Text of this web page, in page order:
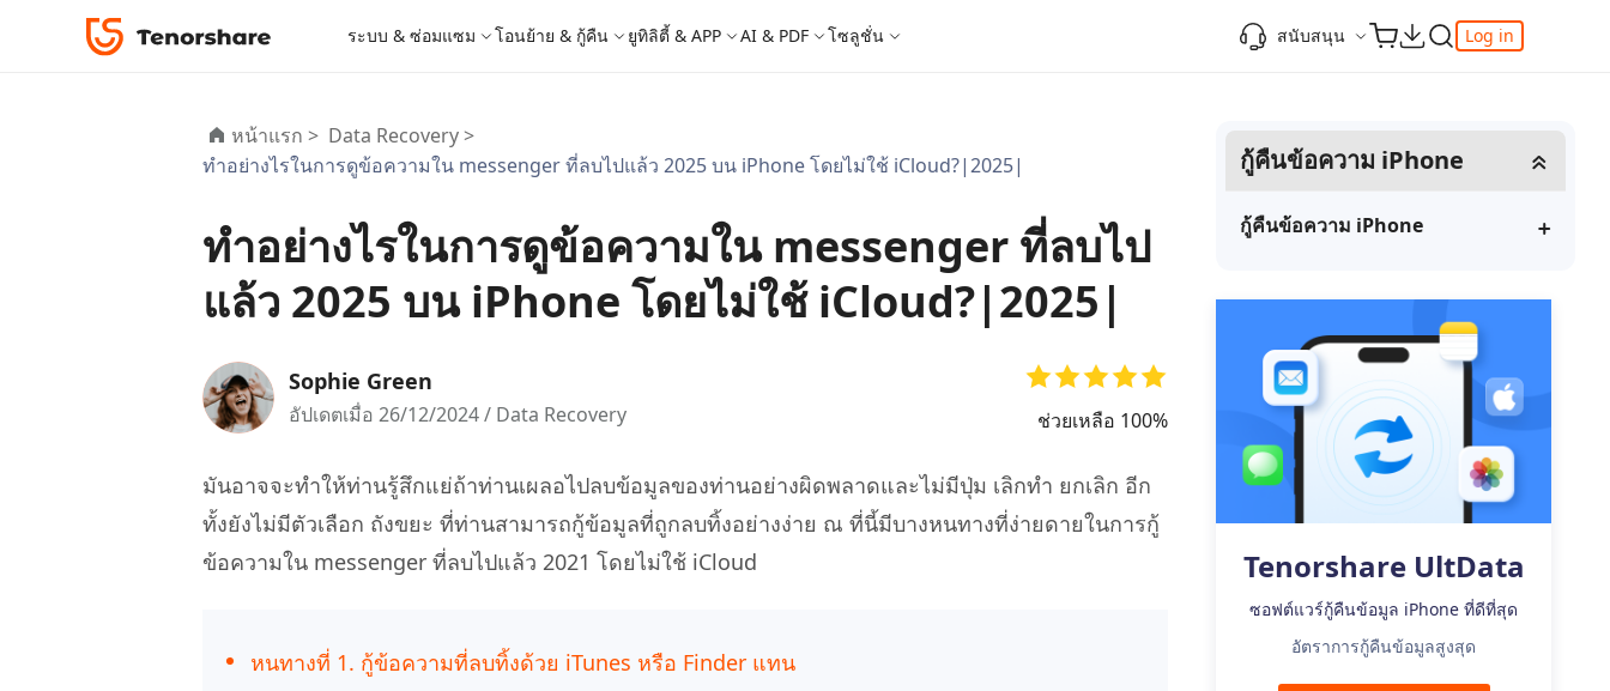
สนับสนุน
ติดต่อเรา
New
Log in
ระบบ & ซ่อมแซม
ReiBoot - ซ่อมแซมระบบ iOS
แก้ไขปัญหา iOS/iPadOS 150+ รายการ
4DDiG Windows Boot Genius
ซ่อมแซมปัญหา PC/ แล็ปท็อปภายในไม่กี่นาที ซ่อมแซมรูปภาพที่เสียหายบน PC/Mac
ReiBoot - ซ่อมแซมระบบ Android
ซ่อมแซมระบบ Android ง่าย ๆ
4DDiG Partition Manager
เครื่องมือย้ายระบบที่ง่ายและปลอดภัย ซ่อมแซมวิดีโอที่เสียหายบน PC/Mac
ดาวน์เกรด iOS 26
วิธีใช้ Apple Music Automix
เคล็ดลับเพิ่มเติม
โอนย้าย & กู้คืน
เครื่องมือโอนย้าย
iCareFone for LINE
iPhone 17
iCareFone - สำรองข้อมูล iOS ฟรี
iOS 26
iCareFone WhatsApp Transfer
เครื่องมือกู้คืนข้อมูล
iOS 26
กู้คืนข้อมูล iPhone/iPad ที่สูญหาย
UltData WhatsApp Recovery
กู้คืนการแชท WhatsApp บน Android/iPhone
4DDiG - Windows Data Recovery 4DDiG - Mac Data Recovery
ดูสินค้าทั้งหมด
เพิ่มภาพถ่าย 3D บน iOS 26
ios 26 vs ios 18
เคล็ดลับเพิ่มเติม
ยูทิลิตี้ & APP
iAnyGo - เปลี่ยนตำแหน่ง GPS
อัพเดท
4uKey - ปลดล็อค iPhone
iOS 26
4uKey - ปลดล็อค Android
4MeKey- iPhone Activation Unlock
ปลดล็อค iCloud activation lock
Tenorshare PixPretty
ใหม่
รีทัชภาพบุคคลมืออาชีพ
Phone Mirror
ซอฟต์แวร์กระจกหน้าจอ Android & iOS
iAnyGo- iOS APP iAnyGo - Fake GPS APP Android
UltData for Android APP Cleanup Pro APP
ล้างข้อมูล iPhone ด้วย AI ฟรี
เครื่องมือเปลี่ยนตำแหน่ง Pokemon Go ที่ดี
เปลี่ยนภูมิภาค ios
One ฟรี
เคล็ดลับเพิ่มเติม
AI & PDF
PDNob - PDF Editor for Windows
New
PDNob - PDF Editor for Mac
แก้ไขและจัดการ PDF ด้วย AI บน macOS
PDNob Image to Text
PDNob Image Translator
New
แปลภาพด้วย OCR
4DDiG Duplicate File Deleter
4DDiG Mac Cleaner
New
ทำความสะอาดและเพิ่มประสิทธิภาพ Mac ของ
คุณด้วยคลิกเดียว
ใหม่
แปลงและรู้จำตัวอักษร (OCR) จาก PDF ได้ฟรีออน
PixPretty AI Photo Editor
ฟรี
สร้างสไลด์ได้ภายในไม่กี่วินาทีด้วย AI
Tenorshare AI Bypass
แปลงเนื้อหา AI ให้เหมือนเขียนโดยมนุษย์
สรุปเอกสาร PDF ได้อย่างชาญฉลาดด้วย AI
Tenorshare AI Writer
สำรวจ Tenorshare AI พร้อมฟีเจอร์ใหม่ที่น่า
โซลูชั่น
หมวดหมู่โซลูชัน
โปรแกรมปลดล็อก iPhone เครื่องมือปลดล็อก Apple ID
iCloud Activation Lock Bypass
Android Data Recovery
ซ่อมแซมระบบ Android
ดาวน์เกรด iOS
ดูโซลูชั่นทั้งหมด
ศูนย์กลางร้านค้า
วิดีโอแนะนำของ Tenorshare นำเสนอคำ
แนะนำทีละขั้นตอนที่ชัดเจนเพื่อช่วยให้คุณ
เข้าใจข้อมูลผลิตภัณฑ์ที่จำเป็นได้อย่าง
หน้าแรก > Data Recovery >
ทำอย่างไรในการดูข้อความใน messenger ที่ลบไปแล้ว 2025 บน iPhone โดยไม่ใช้ iCloud?|2025|
ทำอย่างไรในการดูข้อความใน messenger ที่ลบไป
แล้ว 2025 บน iPhone โดยไม่ใช้ iCloud?|2025|
Sophie Green
อัปเดตเมื่อ 26/12/2024 / Data Recovery ช่วยเหลือ 100%
มันอาจจะทำให้ท่านรู้สึกแย่ถ้าท่านเผลอไปลบข้อมูลของท่านอย่างผิดพลาดและไม่มีปุ่ม เลิกทำ ยกเลิก อีก
ทั้งยังไม่มีตัวเลือก ถังขยะ ที่ท่านสามารถกู้ข้อมูลที่ถูกลบทิ้งอย่างง่าย ณ ที่นี้มีบางหนทางที่ง่ายดายในการกู้
ข้อความใน messenger ที่ลบไปแล้ว 2021 โดยไม่ใช้ iCloud
หนทางที่ 1. กู้ข้อความที่ลบทิ้งด้วย iTunes หรือ Finder แทน
กู้คืนข้อความ iPhone
กู้คืนข้อความ iPhone
Tenorshare UltData
ซอฟต์แวร์กู้คืนข้อมูล iPhone ที่ดีที่สุด
อัตราการกู้คืนข้อมูลสูงสุด